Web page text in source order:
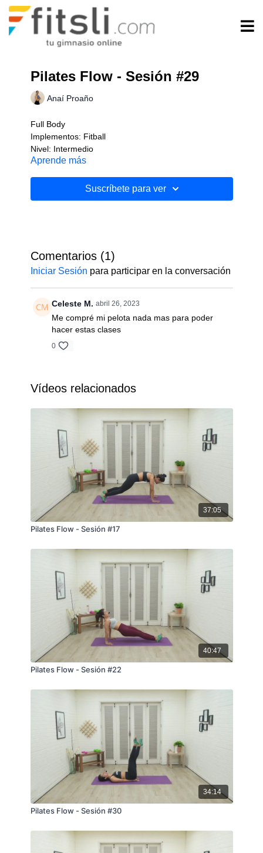
Pilates Flow - Sesión #29
Anaí Proaño
Full Body
Implementos: Fitball
Nivel: Intermedio
Aprende más
Suscríbete para ver
Comentarios (1)
Iniciar Sesión para participar en la conversación
Celeste M. abril 26, 2023
Me compré mi pelota nada mas para poder
hacer estas clases
0
Vídeos relacionados
37:05
Pilates Flow - Sesión #17
40:47
Pilates Flow - Sesión #22
34:14
Pilates Flow - Sesión #30